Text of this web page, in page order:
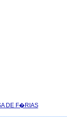
DE F�RIAS